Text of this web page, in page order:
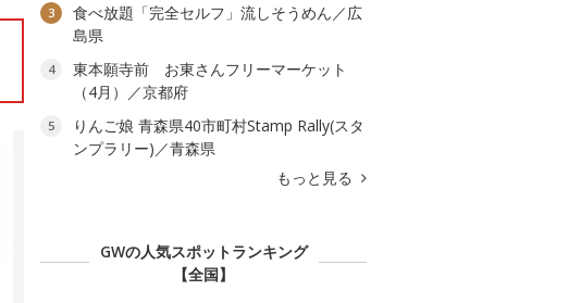
3
食べ放題「完全セルフ」流しそうめん／広
島県
4
東本願寺前 お東さんフリーマーケット
（4月）／京都府
5
りんご娘 青森県40市町村Stamp Rally(スタ
ンプラリー)／青森県
もっと見る
GWの人気スポットランキング
【全国】